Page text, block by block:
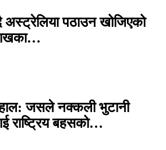
पठाउन खोजिएको
जसले नक्कली भुटानी
राष्ट्रिय बहसको…